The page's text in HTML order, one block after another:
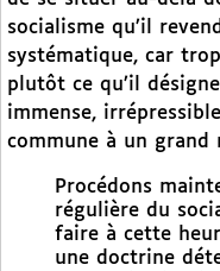
socialisme qu’il
systématique, car trop
plutôt ce qu’il
immense,
commune à un grand
Procédons
régulière du
faire à cette
une doctrine